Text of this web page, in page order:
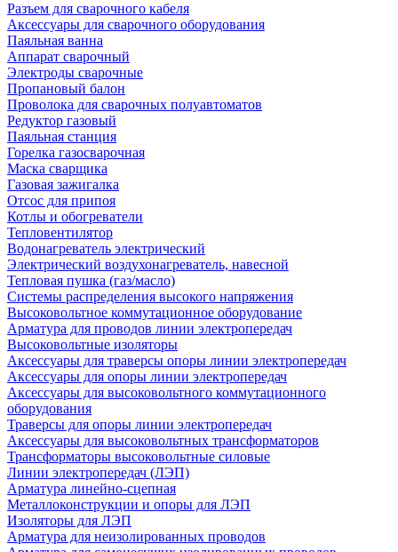
Разъем для сварочного кабеля
Аксессуары для сварочного оборудования
Паяльная ванна
Аппарат сварочный
Электроды сварочные
Пропановый балон
Проволока для сварочных полуавтоматов
Редуктор газовый
Паяльная станция
Горелка газосварочная
Маска сварщика
Газовая зажигалка
Отсос для припоя
Котлы и обогреватели
Тепловентилятор
Водонагреватель электрический
Электрический воздухонагреватель, навесной
Тепловая пушка (газ/масло)
Системы распределения высокого напряжения
Высоковольтное коммутационное оборудование
Арматура для проводов линии электропередач
Высоковольтные изоляторы
Аксессуары для траверсы опоры линии электропередач
Аксессуары для опоры линии электропередач
Аксессуары для высоковольтного коммутационного
оборудования
Траверсы для опоры линии электропередач
Аксессуары для высоковольтных трансформаторов
Трансформаторы высоковольтные силовые
Линии электропередач (ЛЭП)
Арматура линейно-сцепная
Металлоконструкции и опоры для ЛЭП
Изоляторы для ЛЭП
Арматура для неизолированных проводов